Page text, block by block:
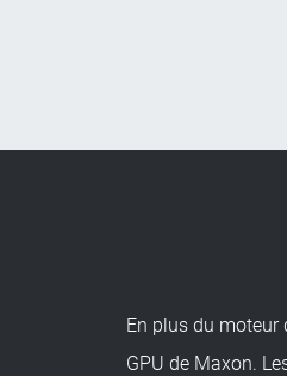
En plus du moteur
GPU de Maxon.